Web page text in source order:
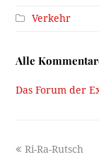
Verkehr
Alle
Das Forum der
previous
Ri-Ra-Rutsch